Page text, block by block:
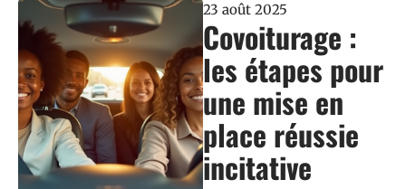
23 août 2025
Covoiturage :
les étapes pour
une mise en
place réussie
incitative